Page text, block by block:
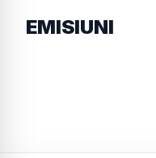
EMISIUNI